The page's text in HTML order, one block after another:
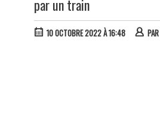
par un train
10 OCTOBRE 2022 À 16:48 PAR